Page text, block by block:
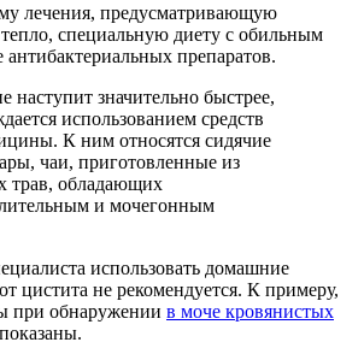
лечения, предусматривающую
специальную диету с обильным
препаратов.
наступит значительно быстрее,
использованием средств
К ним относятся сидячие
чаи, приготовленные из
трав, обладающих
и мочегонным
использовать домашние
цистита не рекомендуется. К примеру,
при обнаружении в моче кровянистых